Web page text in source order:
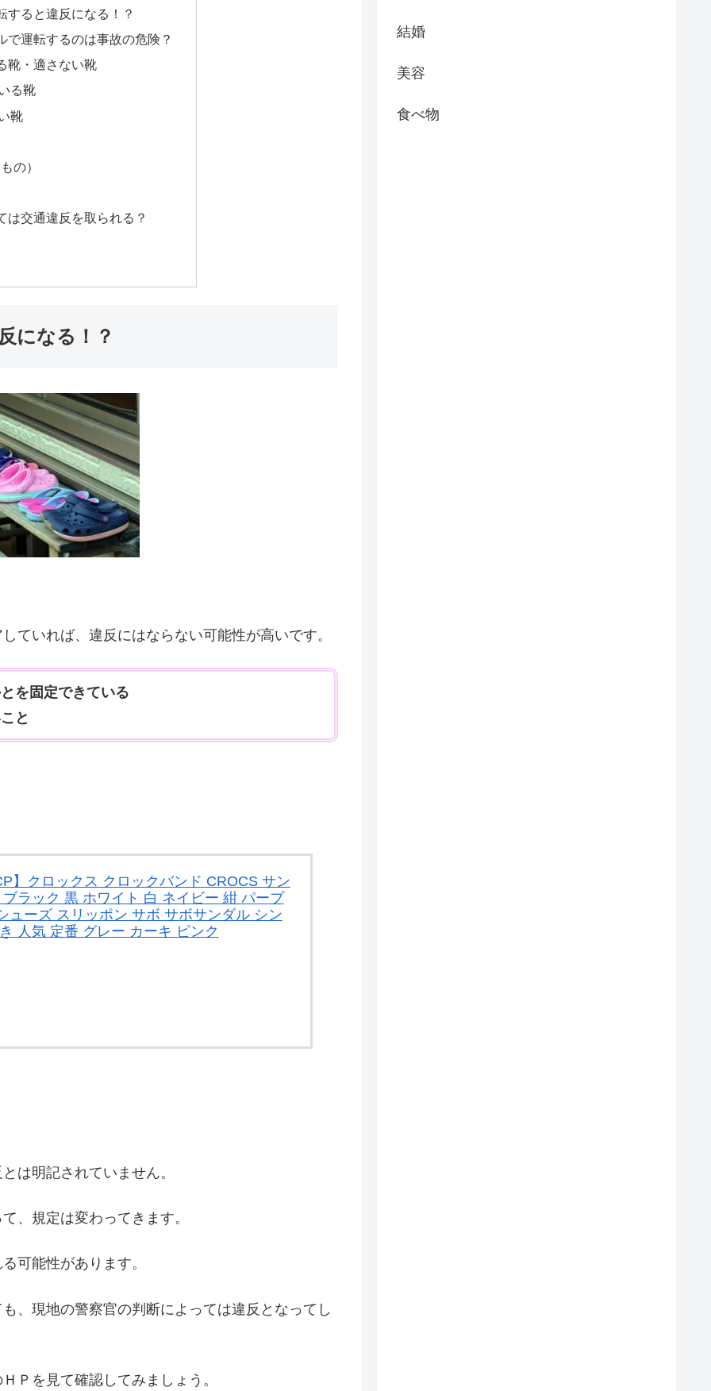
すると違反になる！？
で運転するのは事故の危険？
靴・適さない靴
る靴
靴
の）
は交通違反を取られる？
になる！？
ていれば、違反にはならない可能性が高いです。
を固定できている
と
】クロックス クロックバンド CROCS サン
ラック 黒 ホワイト 白 ネイビー 紺 パープ
ューズ スリッポン サボ サボサンダル シン
人気 定番 グレー カーキ ピンク
は明記されていません。
、規定は変わってきます。
可能性があります。
、現地の警察官の判断によっては違反となってし
Ｐを見て確認してみましょう。
結婚
美容
食べ物